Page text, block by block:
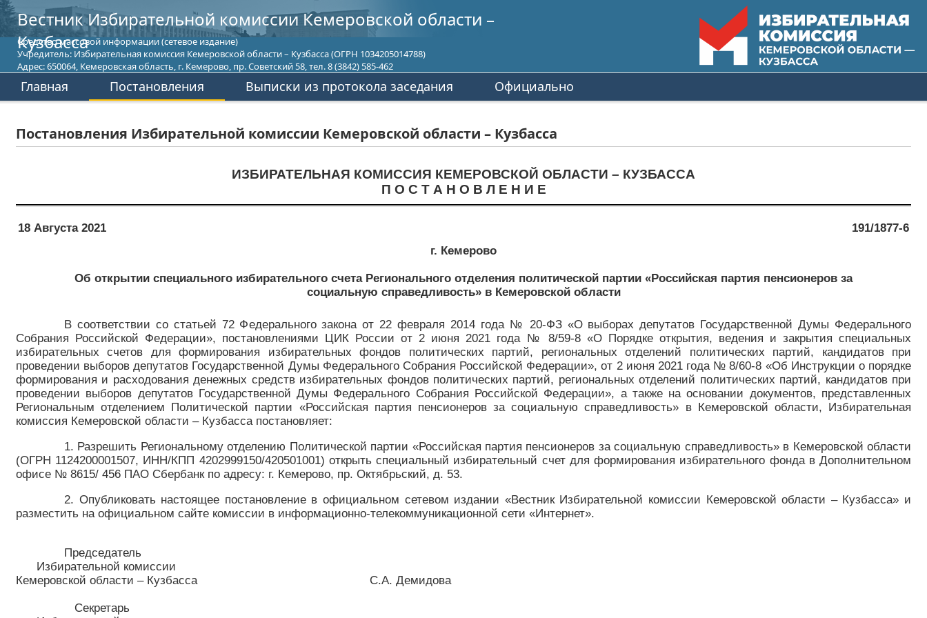
Вестник Избирательной комиссии Кемеровской области –
Кузбасса
Средство массовой информации (сетевое издание)
Учредитель: Избирательная комиссия Кемеровской области – Кузбасса (ОГРН 1034205014788)
Адрес: 650064, Кемеровская область, г. Кемерово, пр. Советский 58, тел. 8 (3842) 585-462
Главная Постановления Выписки из протокола заседания Официально
Постановления Избирательной комиссии Кемеровской области – Кузбасса
ИЗБИРАТЕЛЬНАЯ КОМИССИЯ КЕМЕРОВСКОЙ ОБЛАСТИ – КУЗБАССА
П О С Т А Н О В Л Е Н И Е
18 Августа 2021
191/1877-6
г. Кемерово
Об открытии специального избирательного счета Регионального отделения политической партии «Российская партия пенсионеров за
социальную справедливость» в Кемеровской области
В соответствии со статьей 72 Федерального закона от 22 февраля 2014 года № 20-ФЗ «О выборах депутатов Государственной Думы Федерального
Собрания Российской Федерации», постановлениями ЦИК России от 2 июня 2021 года № 8/59-8 «О Порядке открытия, ведения и закрытия специальных
избирательных счетов для формирования избирательных фондов политических партий, региональных отделений политических партий, кандидатов при
проведении выборов депутатов Государственной Думы Федерального Собрания Российской Федерации», от 2 июня 2021 года № 8/60-8 «Об Инструкции о порядке
формирования и расходования денежных средств избирательных фондов политических партий, региональных отделений политических партий, кандидатов при
проведении выборов депутатов Государственной Думы Федерального Собрания Российской Федерации», а также на основании документов, представленных
Региональным отделением Политической партии «Российская партия пенсионеров за социальную справедливость» в Кемеровской области, Избирательная
комиссия Кемеровской области – Кузбасса постановляет:
1. Разрешить Региональному отделению Политической партии «Российская партия пенсионеров за социальную справедливость» в Кемеровской области
(ОГРН 1124200001507, ИНН/КПП 4202999150/420501001) открыть специальный избирательный счет для формирования избирательного фонда в Дополнительном
офисе № 8615/ 456 ПАО Сбербанк по адресу: г. Кемерово, пр. Октябрьский, д. 53.
2. Опубликовать настоящее постановление в официальном сетевом издании «Вестник Избирательной комиссии Кемеровской области – Кузбасса» и
разместить на официальном сайте комиссии в информационно-телекоммуникационной сети «Интернет».
Председатель
Избирательной комиссии
Кемеровской области – Кузбасса С.А. Демидова
Секретарь